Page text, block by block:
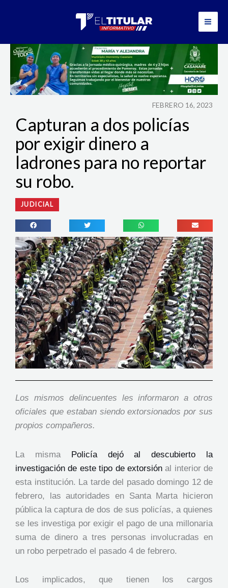
FEBRERO 16, 2023
Capturan a dos policías
por exigir dinero a
ladrones para no reportar
su robo.
JUDICIAL
Los mismos delincuentes les informaron a otros
oficiales que estaban siendo extorsionados por sus
propios compañeros.
La misma Policía dejó al descubierto la
investigación de este tipo de extorsiónal interior de
esta institución. La tarde del pasado domingo 12 de
febrero, las autoridades en Santa Marta hicieron
pública la captura de dos de sus policías, a quienes
se les investiga por exigir el pago de una millonaria
suma de dinero a tres personas involucradas en
un robo perpetrado el pasado 4 de febrero.
Los implicados, que tienen los cargos